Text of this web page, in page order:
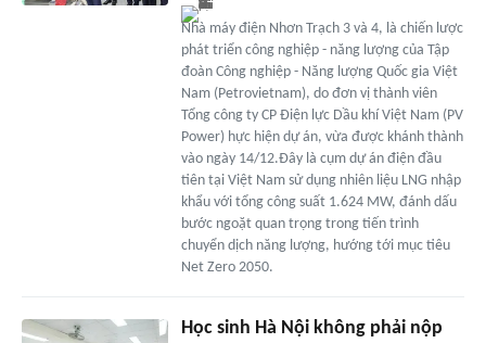
Nhà máy điện Nhơn Trạch 3 và 4, là chiến lược
phát triển công nghiệp - năng lượng của Tập
đoàn Công nghiệp - Năng lượng Quốc gia Việt
Nam (Petrovietnam), do đơn vị thành viên
Tổng công ty CP Điện lực Dầu khí Việt Nam (PV
Power) hực hiện dự án, vừa được khánh thành
vào ngày 14/12.Đây là cụm dự án điện đầu
tiên tại Việt Nam sử dụng nhiên liệu LNG nhập
khẩu với tổng công suất 1.624 MW, đánh dấu
bước ngoặt quan trọng trong tiến trình
chuyển dịch năng lượng, hướng tới mục tiêu
Net Zero 2050.
Học sinh Hà Nội không phải nộp